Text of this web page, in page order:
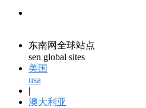
东南网全球站点
sen global sites
美国
usa
|
澳大利亚